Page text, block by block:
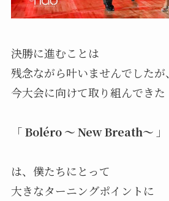
決勝に進むことは
残念ながら叶いませんでしたが、
今大会に向けて取り組んできた
「Boléro ～ New Breath～ 」
は、僕たちにとって
大きなターニングポイントに